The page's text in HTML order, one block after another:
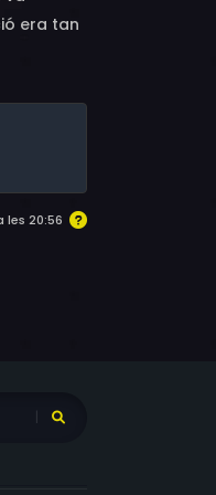
era tan
i
de
les 20:56